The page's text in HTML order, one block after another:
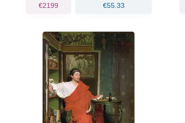
€2199
€55.33